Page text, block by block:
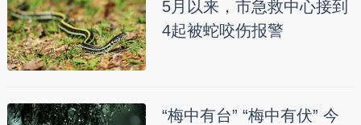
5月以来，市急救中心接到
4起被蛇咬伤报警
“梅中有台” “梅中有伏” 今